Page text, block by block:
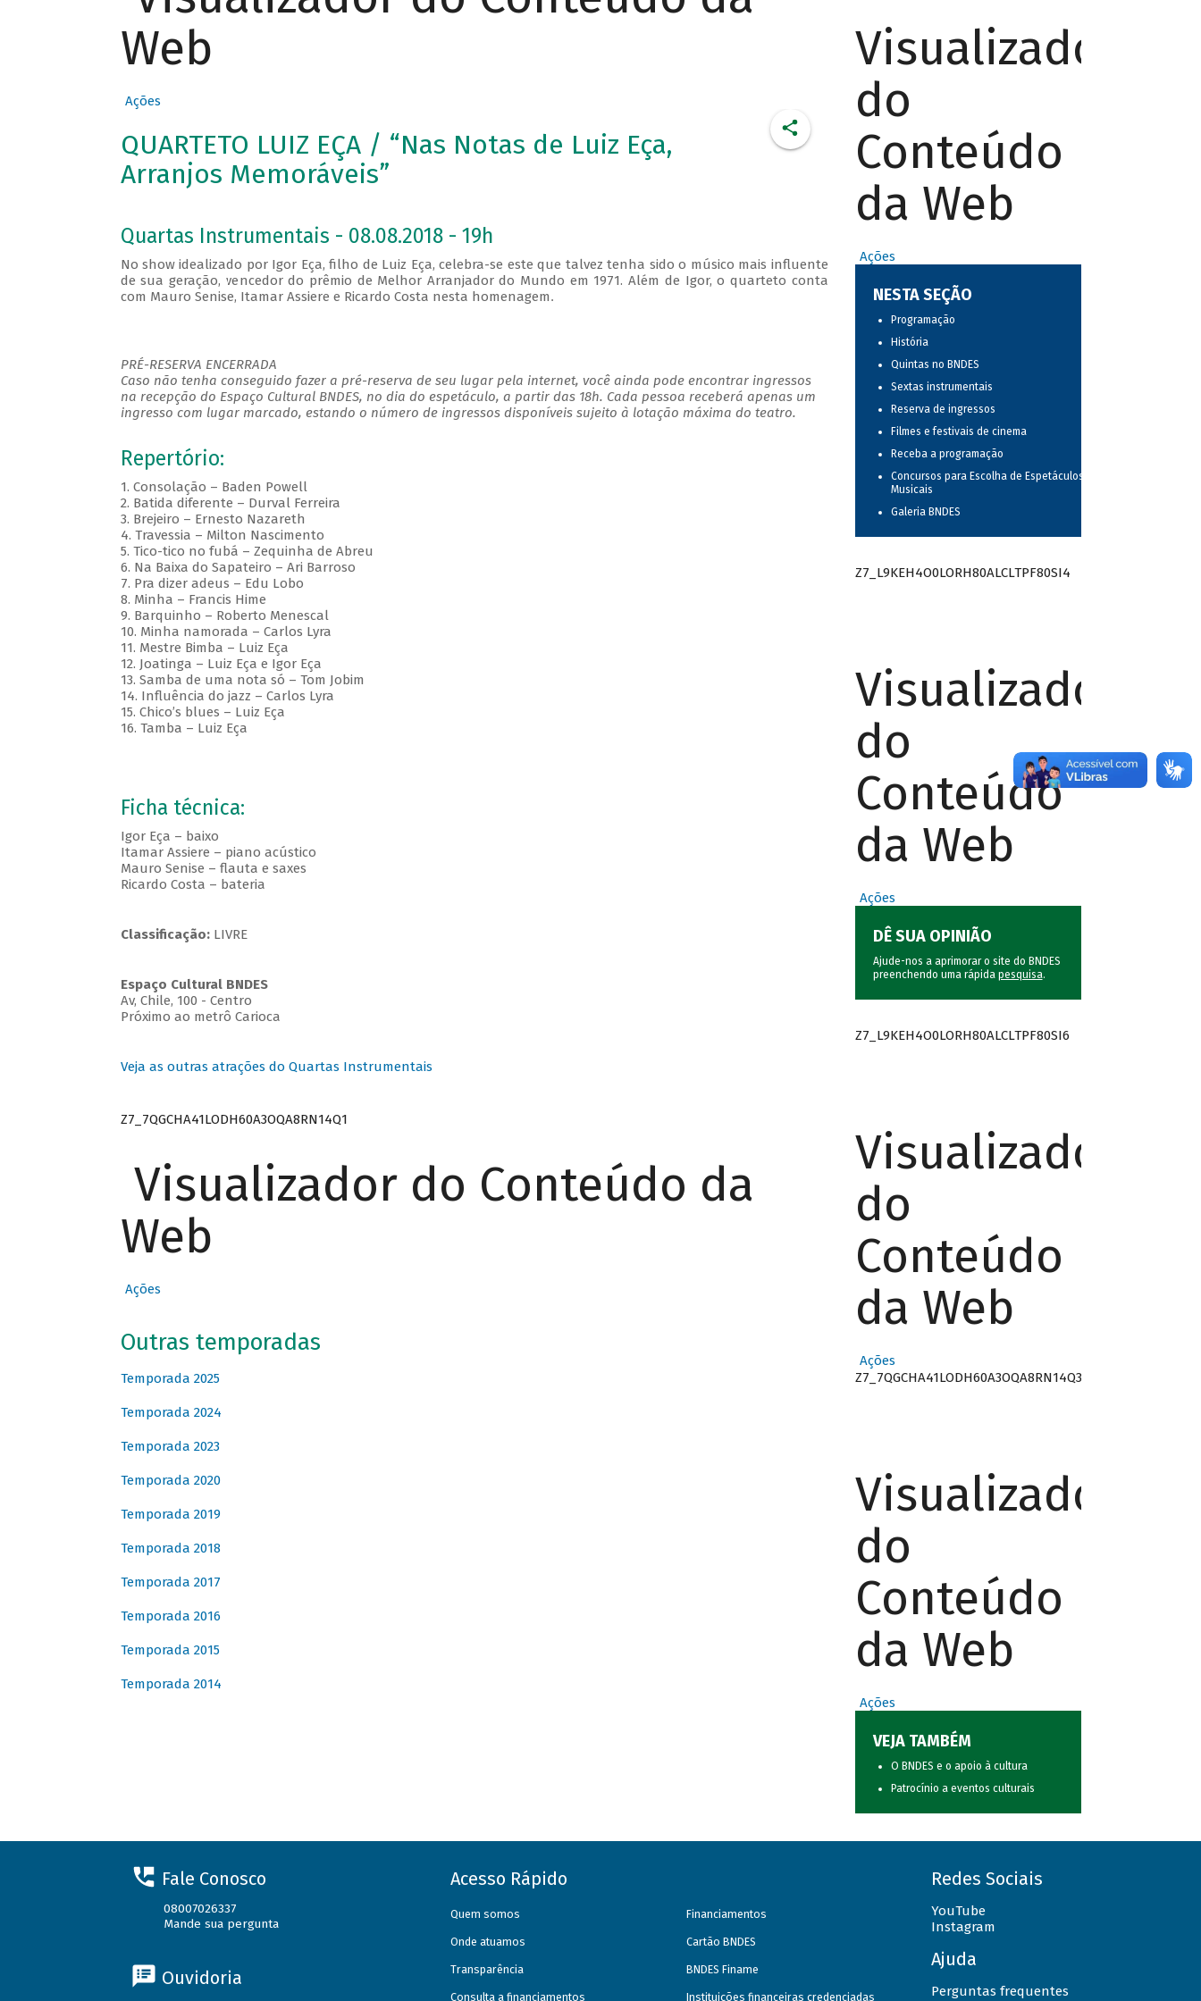
Web
Ações
QUARTETO LUIZ EÇA / “Nas Notas de Luiz Eça,
Arranjos Memoráveis”
Quartas Instrumentais - 08.08.2018 - 19h
No show idealizado por Igor Eça, filho de Luiz Eça, celebra-se este que talvez tenha sido o músico mais influente
de sua geração, vencedor do prêmio de Melhor Arranjador do Mundo em 1971. Além de Igor, o quarteto conta
com Mauro Senise, Itamar Assiere e Ricardo Costa nesta homenagem.
PRÉ-RESERVA ENCERRADA
Caso não tenha conseguido fazer a pré-reserva de seu lugar pela internet, você ainda pode encontrar ingressos
na recepção do Espaço Cultural BNDES, no dia do espetáculo, a partir das 18h. Cada pessoa receberá apenas um
ingresso com lugar marcado, estando o número de ingressos disponíveis sujeito à lotação máxima do teatro.
Repertório:
1. Consolação – Baden Powell
2. Batida diferente – Durval Ferreira
3. Brejeiro – Ernesto Nazareth
4. Travessia – Milton Nascimento
5. Tico-tico no fubá – Zequinha de Abreu
6. Na Baixa do Sapateiro – Ari Barroso
7. Pra dizer adeus – Edu Lobo
8. Minha – Francis Hime
9. Barquinho – Roberto Menescal
10. Minha namorada – Carlos Lyra
11. Mestre Bimba – Luiz Eça
12. Joatinga – Luiz Eça e Igor Eça
13. Samba de uma nota só – Tom Jobim
14. Influência do jazz – Carlos Lyra
15. Chico’s blues – Luiz Eça
16. Tamba – Luiz Eça
Ficha técnica:
Igor Eça – baixo
Itamar Assiere – piano acústico
Mauro Senise – flauta e saxes
Ricardo Costa – bateria
Classificação:LIVRE
Espaço Cultural BNDES
Av, Chile, 100 - Centro
Próximo ao metrô Carioca
Veja as outras atrações do Quartas Instrumentais
Z7_7QGCHA41LODH60A3OQA8RN14Q1
Visualizador do Conteúdo da
Web
Ações
Outras temporadas
Temporada 2025
Temporada 2024
Temporada 2023
Temporada 2020
Temporada 2019
Temporada 2018
Temporada 2017
Temporada 2016
Temporada 2015
Temporada 2014
Visualizador
do
Conteúdo
da Web
Ações
NESTA SEÇÃO
Programação
História
Quintas no BNDES
Sextas instrumentais
Reserva de ingressos
Filmes e festivais de cinema
Receba a programação
Concursos para Escolha de Espetáculos
Musicais
Galeria BNDES
Z7_L9KEH4O0LORH80ALCLTPF80SI4
Visualizador
do
Conteúdo
da Web
Ações
DÊ SUA OPINIÃO
Ajude-nos a aprimorar o site do BNDES
preenchendo uma rápida pesquisa.
Z7_L9KEH4O0LORH80ALCLTPF80SI6
Visualizador
do
Conteúdo
da Web
Ações
Z7_7QGCHA41LODH60A3OQA8RN14Q3
Visualizador
do
Conteúdo
da Web
Ações
VEJA TAMBÉM
O BNDES e o apoio à cultura
Patrocínio a eventos culturais
Fale Conosco
08007026337
Mande sua pergunta
Ouvidoria
Acesso Rápido
Quem somos
Onde atuamos
Transparência
Consulta a financiamentos
Financiamentos
Cartão BNDES
BNDES Finame
Instituições financeiras credenciadas
Redes Sociais
YouTube
Instagram
Ajuda
Perguntas frequentes